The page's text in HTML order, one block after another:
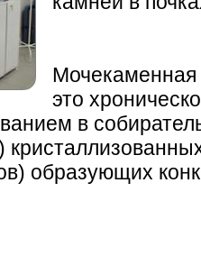
это
в
образующих